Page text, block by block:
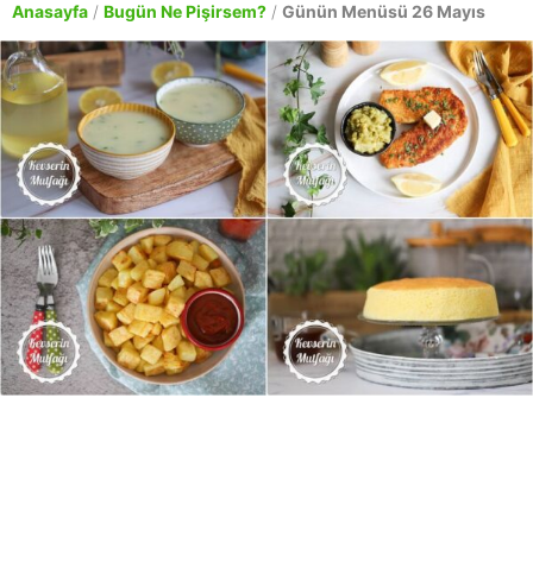
Anasayfa / Bugün Ne Pişirsem? / Günün Menüsü 26 Mayıs